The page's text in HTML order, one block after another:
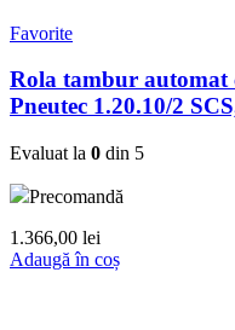
Favorite
Rola tambur
Pneutec 1.20.10/2
Evaluat la 0 din 5
Precomandă
1.366,00 lei
Adaugă în coș